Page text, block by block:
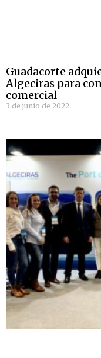
Guadacorte
Algeciras para
comercial
3 de junio de 2022